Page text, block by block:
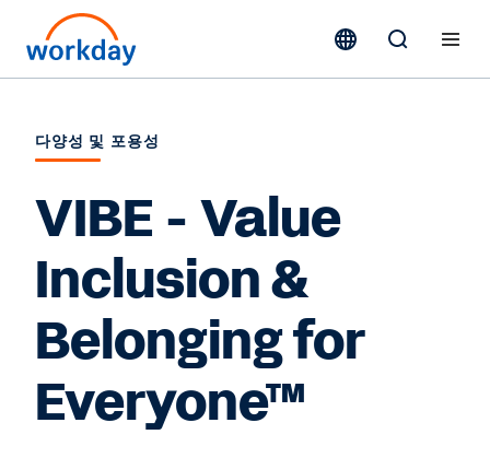
다양성 및 포용성
VIBE - Value
Inclusion &
Belonging for
Everyone™